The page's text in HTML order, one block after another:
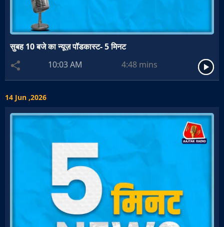
सुबह 10 बजे का न्यूज़ पॉडकास्ट- 5 मिनट
10:03 AM
4:48 mins
14 Jun ,2026